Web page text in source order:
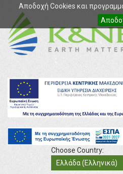
Αποδοχή Cookies και
Choose Country:
Ελλάδα (Ελληνικά)